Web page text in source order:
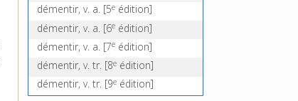
démentir, v. a. [5e édition]
démentir, v. a. [6e édition]
démentir, v. a. [7e édition]
démentir, v. tr. [8e édition]
démentir, v. tr. [9e édition]